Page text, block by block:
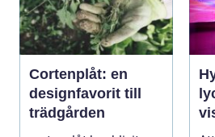
Cortenplåt: en
designfavorit till
trädgården